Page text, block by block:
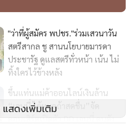
"ว่าที่ผู้สมัคร พปชร."ร่วมเสวนาวัน
สตรีสากล ชู สานนโยบายมารดา
ประชารัฐ ดูแลสตรีทั่วหน้า เน้น ไม่
ทิ้งใครไว้ข้างหลัง
ขึ้นแท่นแม่ค้าออนไลน์เงินล้าน
“เจนนี่ ได้หมดถ้าสดชื่น”จัด
คอนเสิร์ตเปิดตัว DD เจนนี่ คนดัง
แสดงเพิ่มเติม